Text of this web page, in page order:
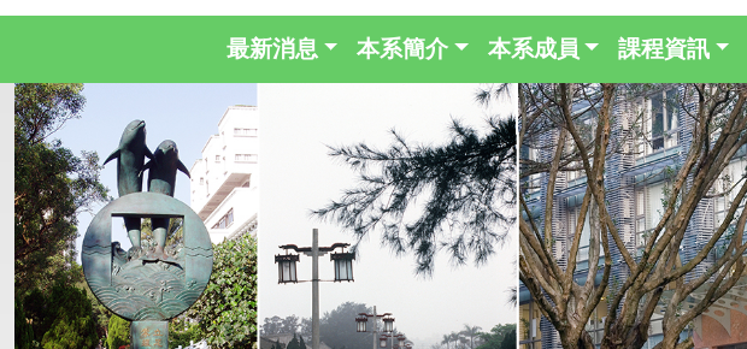
最新消息 本系簡介 本系成員 課程資訊